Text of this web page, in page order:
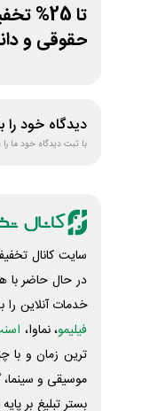
تا
حقوقی و
دیدگاه خود را
با ثبت دیدگاه خود ما را
سایت کانال
در حال حاضر با
خدمات آنلاین را
فیلیمو، نماوا،
ترین زمان و با
موسیقی و
بستر تبلیغ بر